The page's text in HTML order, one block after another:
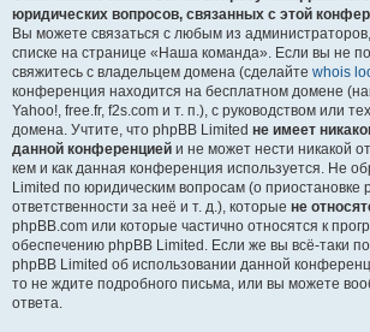
юридических вопросов, связанных с этой
Вы можете связаться с любым из
списке на странице «Наша команда». Если вы не
свяжитесь с владельцем домена (сделайте whois
конференция находится на бесплатном домене
Yahoo!, free.fr, f2s.com и т. п.), с руководством или
домена. Учтите, что phpBB Limited не имеет
данной конференцией и не может нести никакой
кем и как данная конференция используется. Не
Limited по юридическим вопросам (о
ответственности за неё и т. д.), которые не
phpBB.com или которые частично относятся к
обеспечению phpBB Limited. Если же вы всё-таки
phpBB Limited об использовании данной
то не ждите подробного письма, или вы можете
ответа.